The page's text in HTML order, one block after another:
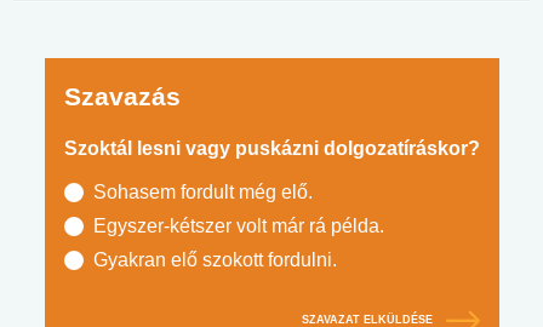
Szavazás
Szoktál lesni vagy puskázni dolgozatíráskor?
Sohasem fordult még elő.
Egyszer-kétszer volt már rá példa.
Gyakran elő szokott fordulni.
SZAVAZAT ELKÜLDÉSE